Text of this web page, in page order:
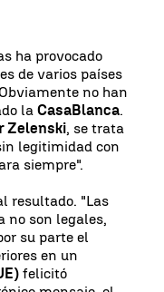
ha provocado
de varios países
no han
la CasaBlanca.
Zelenski, se trata
legitimidad con
siempre".
resultado. "Las
no son legales,
su parte el
en un
felicitó